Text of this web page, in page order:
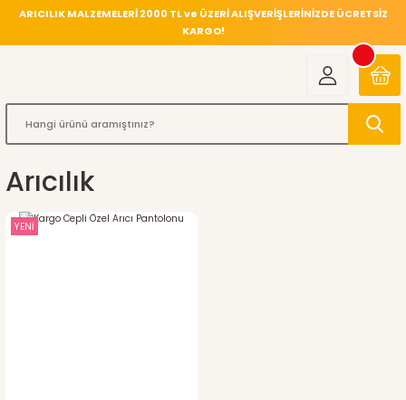
ARICILIK MALZEMELERİ 2000 TL ve ÜZERİ ALIŞVERİŞLERİNİZDE ÜCRETSİZ
KARGO!
Arıcılık
YENİ